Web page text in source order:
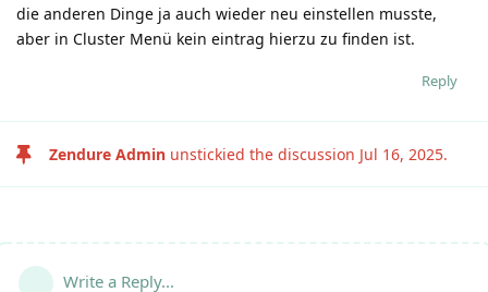
die anderen Dinge ja auch wieder neu einstellen musste,
aber in Cluster Menü kein eintrag hierzu zu finden ist.
Reply
Zendure Admin unstickied the discussion Jul 16, 2025.
Write a Reply...